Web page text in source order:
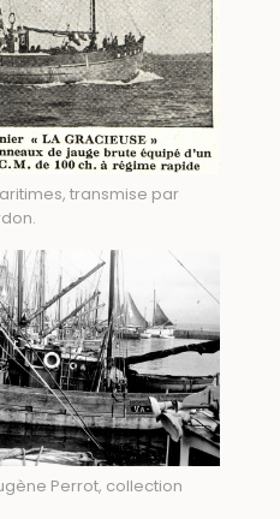
transmise par
Perrot, collection